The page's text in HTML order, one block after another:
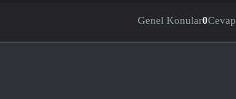
Genel Konular0Cevap